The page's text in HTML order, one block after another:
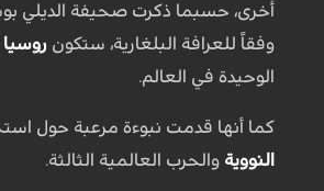
أخرى، حسبما ذكرت صحيفة الديلي
وفقاً للعرافة البلغارية، ستكون روسيا
الوحيدة في العالم.
كما أنها قدمت نبوءة مرعبة حول
النووية والحرب العالمية الثالثة.